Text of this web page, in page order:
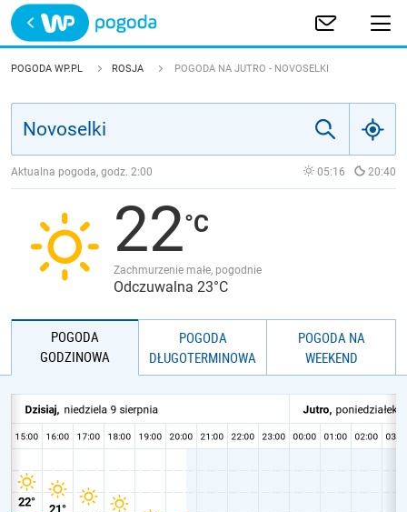
Trwa ładowanie
POLSKA
JAKOŚĆ POWIETRZA
POGODA WP.PL ROSJA POGODA NA JUTRO - NOVOSELKI
Aktualna pogoda, godz. 2:00 05:16 20:40
22
Zachmurzenie małe, pogodnie
Odczuwalna 23°C
POGODA
GODZINOWA
POGODA
DŁUGOTERMINOWA
POGODA NA
WEEKEND